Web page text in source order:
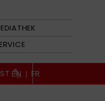
EN | FR